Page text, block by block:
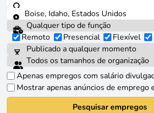
Remoto Presencial Flexível
Apenas empregos com salário
Mostrar apenas anúncios de emprego
Pesquisar empregos